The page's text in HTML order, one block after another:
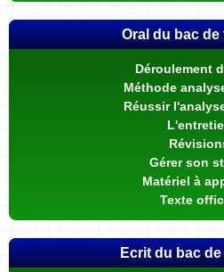
Oral du bac de
Déroulement
Méthode
Réussir
Gérer son
Matériel à
Texte
Ecrit du bac